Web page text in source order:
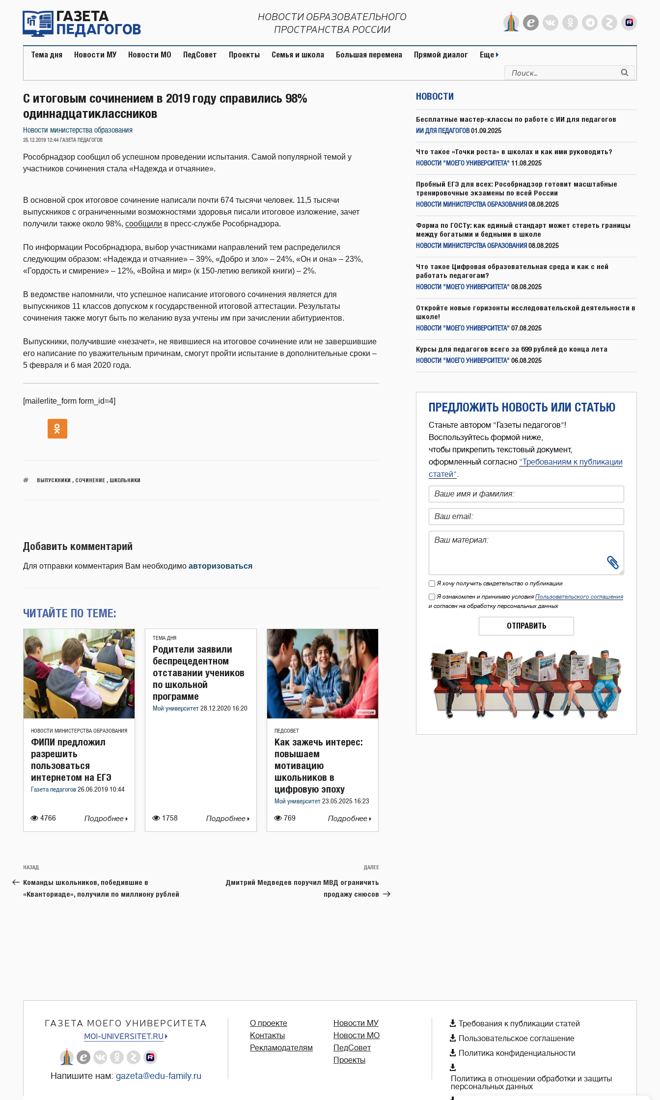
содержимому
НОВОСТИ ОБРАЗОВАТЕЛЬНОГО
ПРОСТРАНСТВА РОССИИ
Тема дня Новости МУ Новости МО ПедСовет Проекты Семья и школа Большая перемена Прямой диалог Еще
Искать:
С итоговым сочинением в 2019 году справились 98%
одиннадцатиклассников
Новости министерства образования
ОПУБЛИКОВАНО
25.12.2019 12:44 ГАЗЕТА ПЕДАГОГОВ
Рособрнадзор сообщил об успешном проведении испытания. Самой популярной темой у
участников сочинения стала «Надежда и отчаяние».
В основной срок итоговое сочинение написали почти 674 тысячи человек. 11,5 тысячи
выпускников с ограниченными возможностями здоровья писали итоговое изложение, зачет
получили также около 98%, сообщили в пресс-службе Рособрнадзора.
По информации Рособрнадзора, выбор участниками направлений тем распределился
следующим образом: «Надежда и отчаяние» – 39%, «Добро и зло» – 24%, «Он и она» – 23%,
«Гордость и смирение» – 12%, «Война и мир» (к 150-летию великой книги) – 2%.
В ведомстве напомнили, что успешное написание итогового сочинения является для
выпускников 11 классов допуском к государственной итоговой аттестации. Результаты
сочинения также могут быть по желанию вуза учтены им при зачислении абитуриентов.
Выпускники, получившие «незачет», не явившиеся на итоговое сочинение или не завершившие
его написание по уважительным причинам, смогут пройти испытание в дополнительные сроки –
5 февраля и 6 мая 2020 года.
[mailerlite_form form_id=4]
ВЫПУСКНИКИ СОЧИНЕНИЕ, ШКОЛЬНИКИ
Добавить комментарий
Для отправки комментария Вам необходимо авторизоваться
ЧИТАЙТЕ ПО ТЕМЕ:
НОВОСТИ МИНИСТЕРСТВА ОБРАЗОВАНИЯ
4766
ФИПИ предложил
разрешить
пользоваться
интернетом на ЕГЭ
Газета педагогов 26.06.2019 10:44
Подробнее
ТЕМА ДНЯ
1758
Родители заявили
беспрецедентном
отставании учеников
по школьной
программе
Мой университет 28.12.2020 16:20
Подробнее
ПЕДСОВЕТ
769
Как зажечь интерес:
повышаем
мотивацию
школьников в
цифровую эпоху
Мой университет 23.05.2025 16:23
Подробнее
Навигация
по
записям
Предыдущая
запись:
НАЗАД
Команды школьников, победившие в
«Кванториаде», получили по миллиону рублей
Следующая
ДАЛЕЕ
Дмитрий Медведев поручил МВД ограничить
продажу снюсов
НОВОСТИ
Бесплатные мастер-классы по работе с ИИ для педагогов
ИИ ДЛЯ ПЕДАГОГОВ 01.09.2025
Что такое «Точки роста» в школах и как ими руководить?
НОВОСТИ "МОЕГО УНИВЕРСИТЕТА" 11.08.2025
Пробный ЕГЭ для всех: Рособрнадзор готовит масштабные
тренировочные экзамены по всей России
НОВОСТИ МИНИСТЕРСТВА ОБРАЗОВАНИЯ 08.08.2025
Форма по ГОСТу: как единый стандарт может стереть границы
между богатыми и бедными в школе
НОВОСТИ МИНИСТЕРСТВА ОБРАЗОВАНИЯ 08.08.2025
Что такое Цифровая образовательная среда и как с ней
работать педагогам?
НОВОСТИ "МОЕГО УНИВЕРСИТЕТА" 08.08.2025
Откройте новые горизонты исследовательской деятельности в
школе!
НОВОСТИ "МОЕГО УНИВЕРСИТЕТА" 07.08.2025
Курсы для педагогов всего за 699 рублей до конца лета
НОВОСТИ "МОЕГО УНИВЕРСИТЕТА" 06.08.2025
ПРЕДЛОЖИТЬ НОВОСТЬ ИЛИ СТАТЬЮ
Станьте автором "Газеты педагогов"!
Воспользуйтесь формой ниже,
чтобы прикрепить текстовый документ,
оформленный согласно "Требованиям к публикации
статей".
Я хочу получить свидетельство о публикации
Я ознакомлен и принимаю условия Пользовательского соглашения
и согласен на обработку персональных данных
ОТПРАВИТЬ
ГАЗЕТА МОЕГО УНИВЕРСИТЕТА
MOI-UNIVERSITET.RU
Напишите нам: gazeta@edu-family.ru
О проекте
Контакты
Рекламодателям
Новости МУ
Новости МО
ПедСовет
Проекты
 Требования к публикации статей
 Пользовательское соглашение
 Политика конфиденциальности

Политика в отношении обработки и защиты
персональных данных